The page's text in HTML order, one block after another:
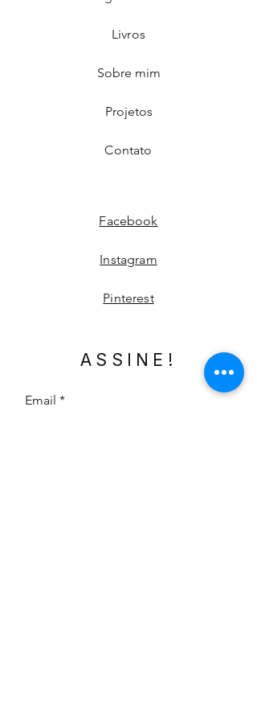
Livros
Sobre mim
Projetos
Contato
Facebook
Instagram
Pinterest
ASSINE!
Email